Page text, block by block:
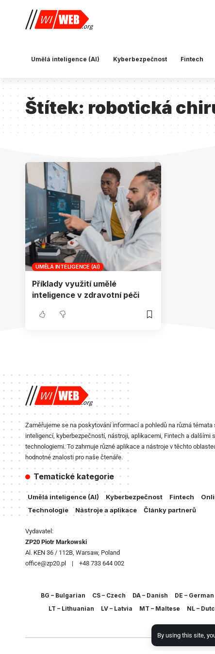
By using this site,
Umělá inteligence (AI) Kyberbezpečnost Fintech
Štítek: robotická
UMĚLÁ INTELIGENCE (AI)
Příklady využití umělé
inteligence v zdravotní péči
Zaměřujeme se na poskytování informací a pohledů na různá témata
inteligencí, kyberbezpečností, nástroji, aplikacemi, Fintech a dalšími
technologiemi. To zahrnuje různé aplikace a nástroje v těchto
hodnotné znalosti pro naše čtenáře.
Tematické kategorie
Umělá inteligence (AI) Kyberbezpečnost Fintech
Technologie
Nástroje a aplikace Články partnerů
Vydavatel:
ZP20 Piotr Markowski
Al. KEN 36 / 112B, Warsaw, Poland
office@zp20.pl | +48 733 644 002
BG – Bulgarian CS – Czech DA – Danish DE – German
LT – Lithuanian
LV – Latvia MT – Maltese NL –